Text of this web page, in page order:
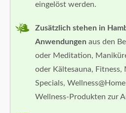
eingelöst werden.
Zusätzlich stehen in
Anwendungen aus den
oder Meditation,
oder Kältesauna, Fitness,
Specials,
Wellness-Produkten zur